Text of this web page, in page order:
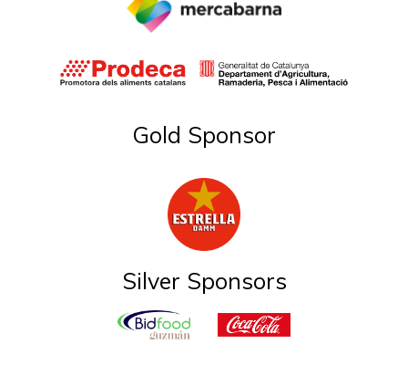
Gold Sponsor
Silver Sponsors